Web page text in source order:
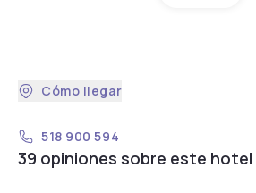
Cómo llegar
518 900 594
39 opiniones sobre este hotel